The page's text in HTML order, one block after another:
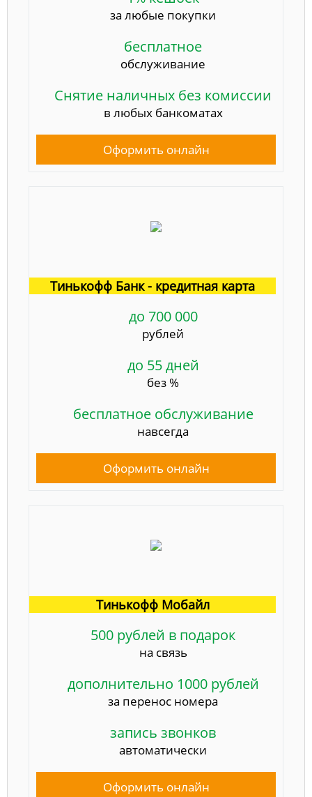
за любые покупки
бесплатное
обслуживание
Снятие наличных без комиссии
в любых банкоматах
Оформить онлайн
Тинькофф Банк - кредитная карта
до 700 000
рублей
до 55 дней
без %
бесплатное обслуживание
навсегда
Оформить онлайн
Тинькофф Мобайл
500 рублей в подарок
на связь
дополнительно 1000 рублей
за перенос номера
запись звонков
автоматически
Оформить онлайн